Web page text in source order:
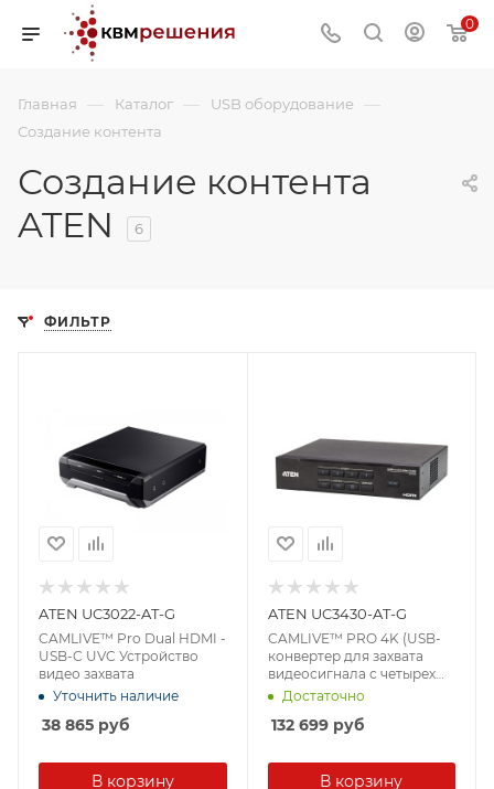
0
Главная — Каталог — USB оборудование —
Создание контента
Создание контента
ATEN
6
ФИЛЬТР
ATEN UC3022-AT-G
CAMLIVE™ Pro Dual HDMI -
USB-C UVC Устройство
видео захвата
Уточнить наличие
38 865 руб
В корзину
ATEN UC3430-AT-G
CAMLIVE™ PRO 4K (USB-
конвертер для захвата
видеосигнала с четырех
портов HDMI в USB-C)
Достаточно
132 699руб
В корзину